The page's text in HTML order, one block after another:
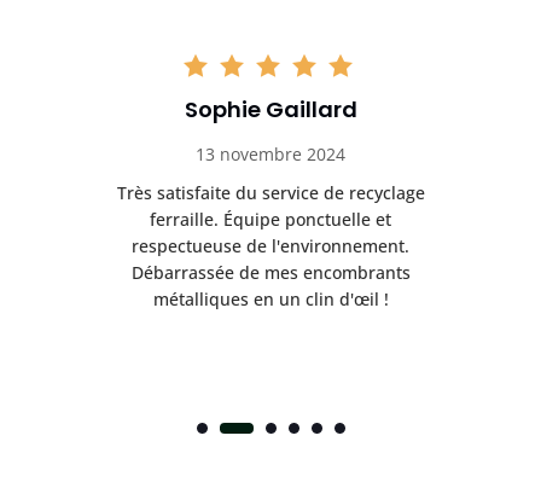
Sophie Gaillard
13 novembre 2024
Très satisfaite du service de recyclage
ferraille. Équipe ponctuelle et
respectueuse de l'environnement.
Débarrassée de mes encombrants
métalliques en un clin d'œil !